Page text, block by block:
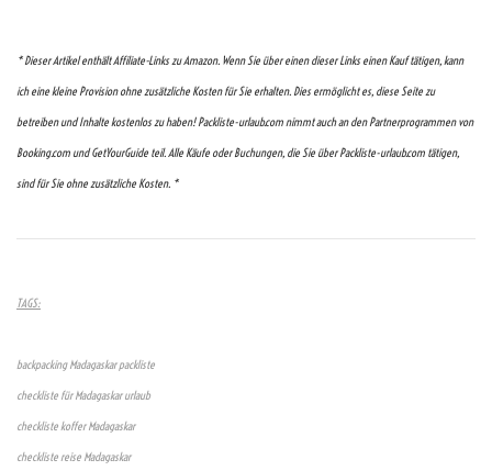
* Dieser Artikel enthält Affiliate-Links zu Amazon. Wenn Sie über einen dieser Links einen Kauf tätigen, kann
ich eine kleine Provision ohne zusätzliche Kosten für Sie erhalten. Dies ermöglicht es, diese Seite zu
betreiben und Inhalte kostenlos zu haben! Packliste-urlaub.com nimmt auch an den Partnerprogrammen von
Booking.com und GetYourGuide teil. Alle Käufe oder Buchungen, die Sie über Packliste-urlaub.com tätigen,
sind für Sie ohne zusätzliche Kosten. *
TAGS:
backpacking Madagaskar packliste
checkliste für Madagaskar urlaub
checkliste koffer Madagaskar
checkliste reise Madagaskar